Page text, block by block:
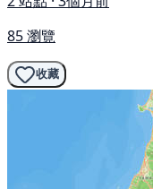
85 瀏覽
收藏